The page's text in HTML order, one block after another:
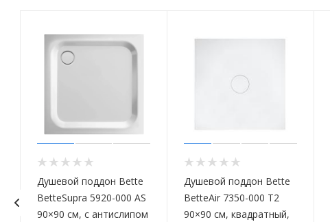
Душевой поддон Bette
BetteSupra 5920-000 AS
90×90 см, с антислипом
Душевой поддон Bette
BetteAir 7350-000 T2
90×90 см, квадратный,